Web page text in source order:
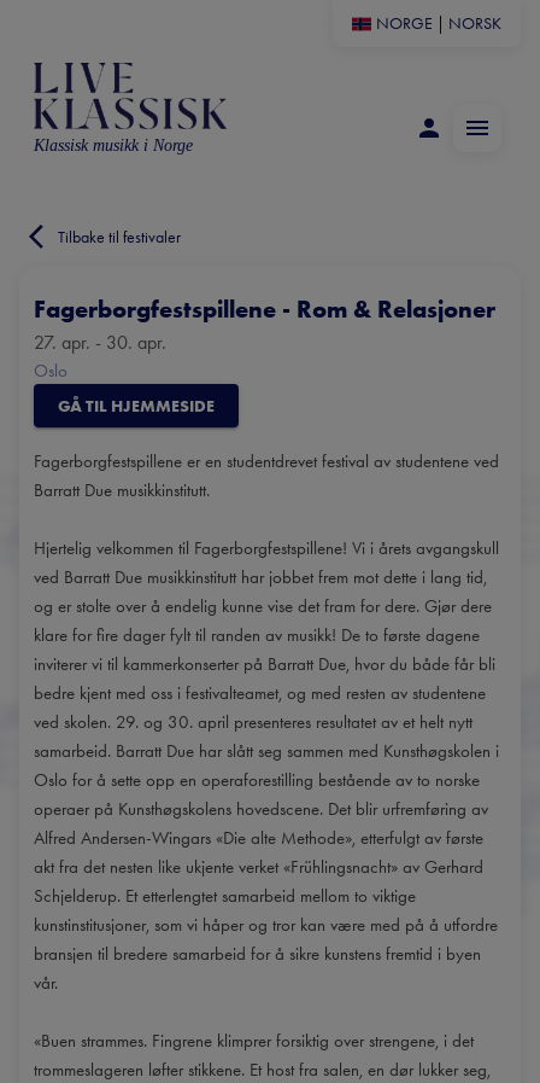
NORGE NORSK
Klassisk musikk i Norge
Tilbake til festivaler
Fagerborgfestspillene - Rom & Relasjoner
27. apr. - 30. apr.
Oslo
GÅ TIL HJEMMESIDE
Fagerborgfestspillene er en studentdrevet festival av studentene ved
Barratt Due musikkinstitutt.
Hjertelig velkommen til Fagerborgfestspillene! Vi i årets avgangskull
ved Barratt Due musikkinstitutt har jobbet frem mot dette i lang tid,
og er stolte over å endelig kunne vise det fram for dere. Gjør dere
klare for fire dager fylt til randen av musikk! De to første dagene
inviterer vi til kammerkonserter på Barratt Due, hvor du både får bli
bedre kjent med oss i festivalteamet, og med resten av studentene
ved skolen. 29. og 30. april presenteres resultatet av et helt nytt
samarbeid. Barratt Due har slått seg sammen med Kunsthøgskolen i
Oslo for å sette opp en operaforestilling bestående av to norske
operaer på Kunsthøgskolens hovedscene. Det blir urfremføring av
Alfred Andersen-Wingars «Die alte Methode», etterfulgt av første
akt fra det nesten like ukjente verket «Frühlingsnacht» av Gerhard
Schjelderup. Et etterlengtet samarbeid mellom to viktige
kunstinstitusjoner, som vi håper og tror kan være med på å utfordre
bransjen til bredere samarbeid for å sikre kunstens fremtid i byen
vår.
«Buen strammes. Fingrene klimprer forsiktig over strengene, i det
trommeslageren løfter stikkene. Et host fra salen, en dør lukker seg,